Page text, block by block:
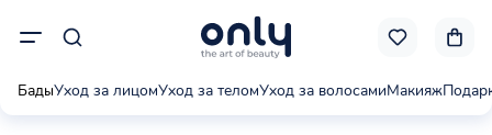
БадыУход за лицомУход за теломУход за волосамиМакияж